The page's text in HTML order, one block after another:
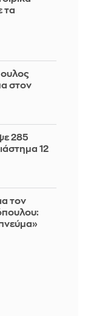
τα
στον
285
12
τον